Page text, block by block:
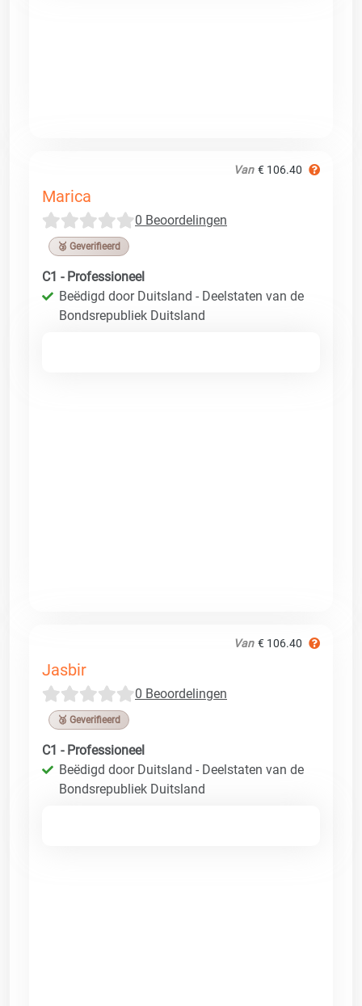
Van € 106.40
Marica
0 Beoordelingen
🥉 Geverifieerd
C1 - Professioneel
Beëdigd door Duitsland - Deelstaten van de
Bondsrepubliek Duitsland
Van € 106.40
Jasbir
0 Beoordelingen
🥉 Geverifieerd
C1 - Professioneel
Beëdigd door Duitsland - Deelstaten van de
Bondsrepubliek Duitsland